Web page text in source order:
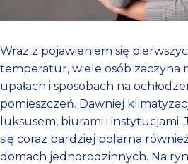
Wraz z pojawieniem się
temperatur, wiele osób zaczyna
upałach i sposobach na
pomieszczeń. Dawniej
luksusem, biurami i instytucjami.
się coraz bardziej polarna
domach jednorodzinnych. Na